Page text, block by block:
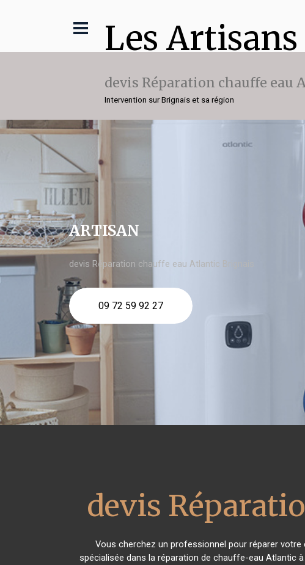
Les Artisans
devis Réparation chauffe eau
Intervention sur Brignais et sa région
ARTISAN
devis Réparation chauffe eau Atlantic Brignais
09 72 59 92 27
devis
Vous cherchez un professionnel pour réparer
spécialisée dans la réparation de chauffe-eau Atlantic à